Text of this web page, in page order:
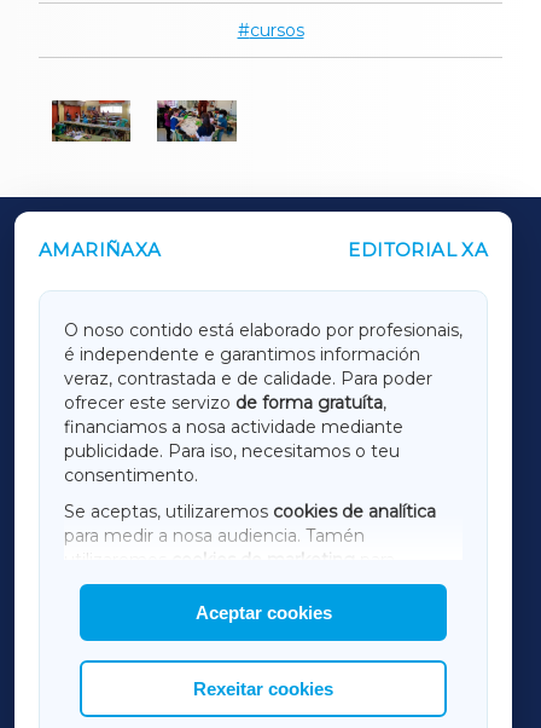
cursos
AMARIÑAXA EDITORIAL XA
O noso contido está elaborado por profesionais,
é independente e garantimos información
veraz, contrastada e de calidade. Para poder
ofrecer este servizo de forma gratuíta,
financiamos a nosa actividade mediante
publicidade. Para iso, necesitamos o teu
consentimento.
Se aceptas, utilizaremos cookies de analítica
para medir a nosa audiencia. Tamén
utilizaremos
cookies de marketing
mostrar publicidade de terceiros.
Así mesmo, podes personalizar a elección das
cookies que desexas permitir.
Aceptar cookies
Rexeitar cookies
OUTROS PERIÓDICOS
LUGOXA
TERRACHAXA
AMARIÑAXA
RIBEIRASACRAXA
ACORUÑAXA